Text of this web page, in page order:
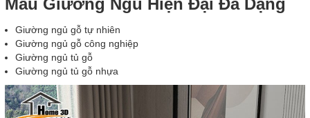
Mẫu Giường Ngủ Hiện Đại Đa Dạng
Giường ngủ gỗ tự nhiên
Giường ngủ gỗ công nghiệp
Giường ngủ tủ gỗ
Giường ngủ tủ gỗ nhựa